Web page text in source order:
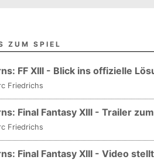
ZUM SPIEL
FF XIII - Blick ins offizielle
Friedrichs
Final Fantasy XIII - Trailer
Friedrichs
Final Fantasy XIII - Video